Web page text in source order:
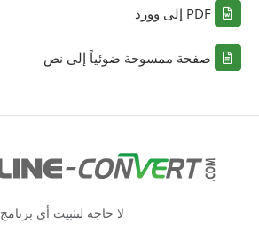
PDF إلى وورد
صفحة ممسوحة ضوئياً إلى نص
لا حاجة لتثبيت أي برنامج.